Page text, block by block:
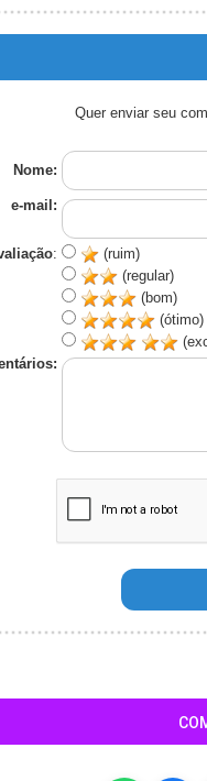
Quer enviar seu
Nome:
e-mail:
:
(ruim)
(regular)
(bom)
(ótimo)